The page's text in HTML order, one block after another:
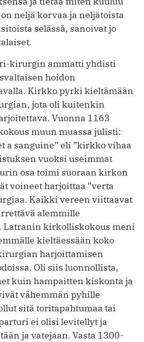
neljä korvaa ja neljätoista
selässä, sanoivat jo
kirurgin ammatti yhdisti
hoidon
Kirkko pyrki kieltämään
jota oli kuitenkin
Vuonna 1163
muun muassa julisti:
a sanguine” eli ”kirkko vihaa
vuoksi useimmat
osa toimi suoraan kirkon
voineet harjoittaa ”verta
Kaikki vereen viittaavat
alemmille
kirkolliskokous meni
kieltäessään koko
harjoittamisen
Oli siis luonnollista,
kuin hampaitten kiskonta ja
vähemmän pyhille
sitä tori­tapahtumaa tai
ei olisi levitellyt ja
ja vatejaan. Vasta 1300-